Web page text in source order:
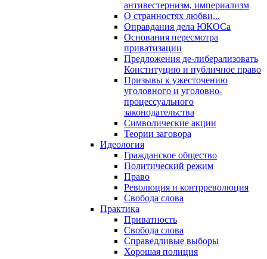
антивестернизм, империализм
О странностях любви...
Оправдания дела ЮКОСа
Основания пересмотра
приватизации
Предложения де-либерализовать
Конституцию и публичное право
Призывы к ужесточению
уголовного и уголовно-
процессуального
законодательства
Символические акции
Теории заговора
Идеология
Гражданское общество
Политический режим
Право
Революция и контрреволюция
Свобода слова
Практика
Приватность
Свобода слова
Справедливые выборы
Хорошая полиция